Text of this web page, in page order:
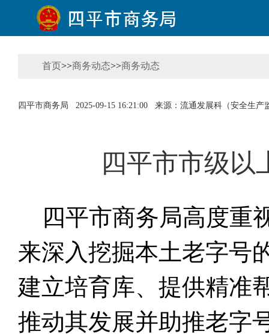
首页>>商务动态>>商务动态
四平市商务局 2025-09-15 16:21:00 来源：流通发展科（安全生产
四平市市级以
四平市商务局高度重
来深入挖掘本土老字号
建立培育库、提供精准
推动其发展并助推老字